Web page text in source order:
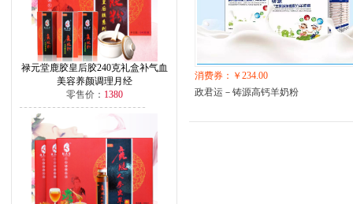
禄元堂鹿胶皇后胶240克礼盒补气血
美容养颜调理月经
零售价： 1380
消费券：￥234.00
政君运－铸源高钙羊奶粉